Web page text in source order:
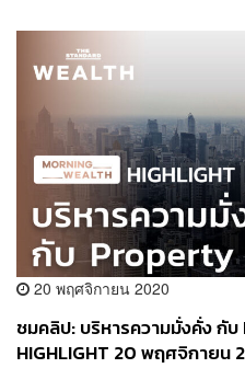
20 พฤศจิกายน 2020
ชมคลิป: บริหารความมั่งคั่ง กั
HIGHLIGHT 20 พฤศจิกายน